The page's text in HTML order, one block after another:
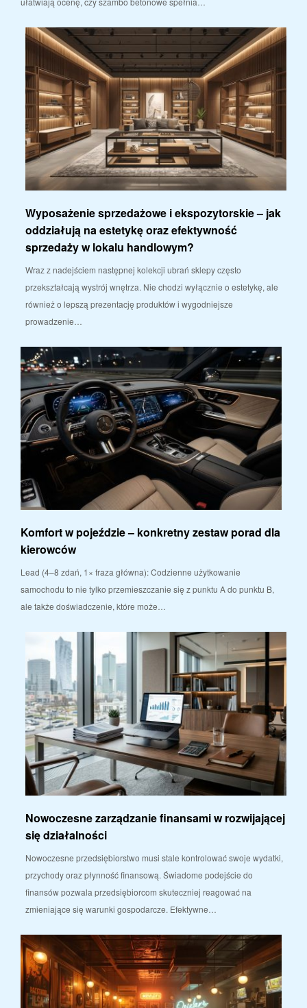
Wyposażenie sprzedażowe i ekspozytorskie – jak
oddziałują na estetykę oraz efektywność
sprzedaży w lokalu handlowym?
Wraz z nadejściem następnej kolekcji ubrań sklepy często
przekształcają wystrój wnętrza. Nie chodzi wyłącznie o estetykę, ale
również o lepszą prezentację produktów i wygodniejsze
prowadzenie…
Komfort w pojeździe – konkretny zestaw porad dla
kierowców
Lead (4–8 zdań, 1× fraza główna): Codzienne użytkowanie
samochodu to nie tylko przemieszczanie się z punktu A do punktu B,
ale także doświadczenie, które może…
Nowoczesne zarządzanie finansami w rozwijającej
się działalności
Nowoczesne przedsiębiorstwo musi stale kontrolować swoje wydatki,
przychody oraz płynność finansową. Świadome podejście do
finansów pozwala przedsiębiorcom skuteczniej reagować na
zmieniające się warunki gospodarcze. Efektywne…